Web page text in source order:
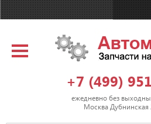
+7 (499)
ежедневно без
Москва Дубнинская